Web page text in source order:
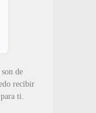
de
recibir
ti.